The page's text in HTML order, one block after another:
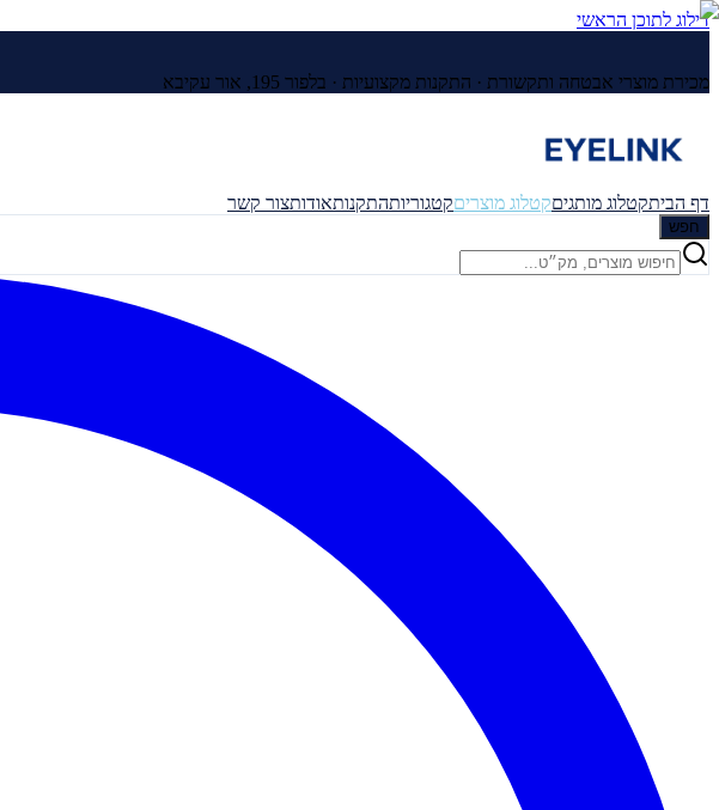
דילוג לתוכן הראשי
מכירת מוצרי אבטחה ותקשורת · התקנות מקצועיות · בלפור 195, אור עקיבא
דף הביתקטלוג מותגיםקטלוג מוצריםקטגוריותהתקנותאודותצור קשר
חפש